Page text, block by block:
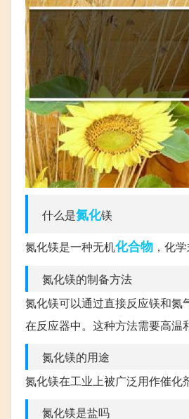
什么是氮化镁
氮化镁是一种无机化合物 ，化
氮化镁的制备方法
氮化镁可以通过直接反应镁和
在反应器中。这种方法需要高温
氮化镁的用途
氮化镁在工业上被广泛用作催化
氮化镁是盐吗